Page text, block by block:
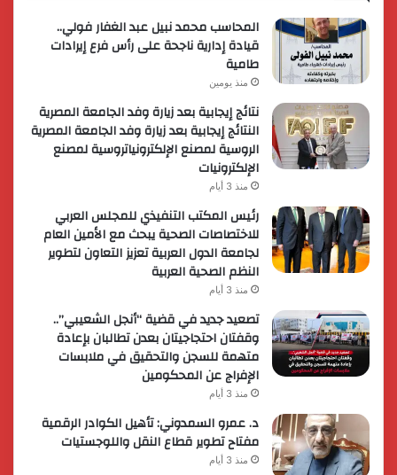
المحاسب محمد نبيل عبد الغفار فولي..
قيادة إدارية ناجحة على رأس فرع إيرادات
طامية
منذ يومين
نتائج إيجابية بعد زيارة وفد الجامعة المصرية
النتائج إيجابية بعد زيارة وفد الجامعة المصرية
الروسية لمصنع الإلكترونياتروسية لمصنع
الإلكترونيات
منذ 3 أيام
رئيس المكتب التنفيذي للمجلس العربي
للاختصاصات الصحية يبحث مع الأمين العام
لجامعة الدول العربية تعزيز التعاون لتطوير
النظم الصحية العربية
منذ 3 أيام
تصعيد جديد في قضية “أنجل الشعيبي”..
وقفتان احتجاجيتان بعدن تطالبان بإعادة
متهمة للسجن والتحقيق في ملابسات
الإفراج عن المحكومين
منذ 3 أيام
د. عمرو السمدوني: تأهيل الكوادر الرقمية
مفتاح تطوير قطاع النقل واللوجستيات
منذ 3 أيام